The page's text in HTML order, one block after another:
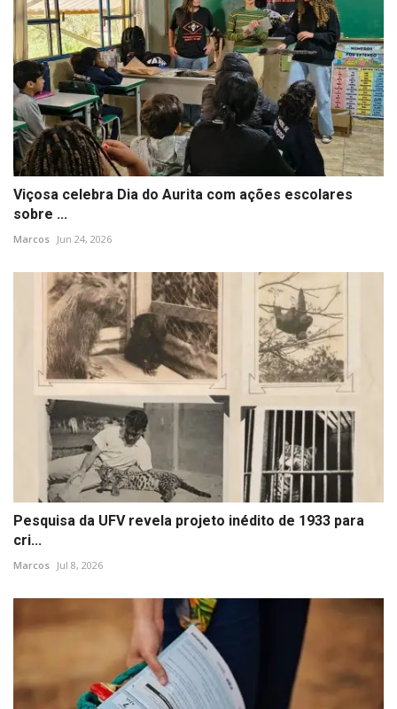
Viçosa celebra Dia do Aurita com ações escolares
sobre ...
Marcos Jun 24, 2026
Pesquisa da UFV revela projeto inédito de 1933 para
cri...
Marcos Jul 8, 2026